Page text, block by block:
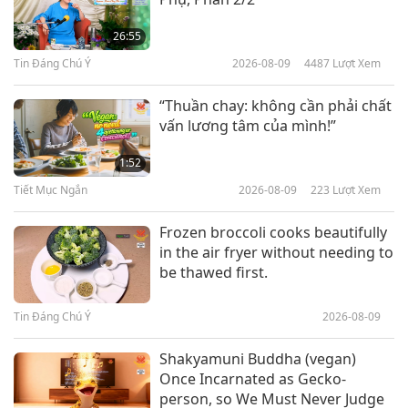
Lời Thánh Khải
Trích Tuyển Thánh Đường Tự
Trích Tuyển Thiên Kinh Koran:
Trích Sách Áng Mây Trên Thánh
địa Của Karl von Eckartshausen -
Trích Tuyển Từ Thành phố A-tu-la -
26:55
Tin Đáng Chú Ý 2026-08-09 4487 Lượt Xem
1:52
“Thuần chay: không cần phải chất
vấn lương tâm của mình!”
Tiết Mục Ngắn 2026-08-09 223 Lượt Xem
Frozen broccoli cooks beautifully
in the air fryer without needing to
be thawed first.
Tin Đáng Chú Ý 2026-08-09
Shakyamuni Buddha (vegan)
Once Incarnated as Gecko-
person, so We Must Never Judge